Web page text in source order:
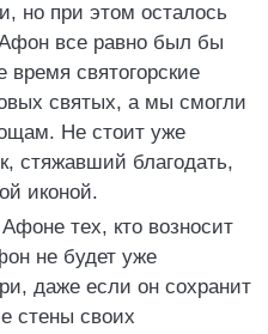
но при этом осталось
все равно был бы
святогорские
святых, а мы смогли
Не стоит уже
стяжавший благодать,
иконой.
тех, кто возносит
не будет уже
даже если он сохранит
стены своих